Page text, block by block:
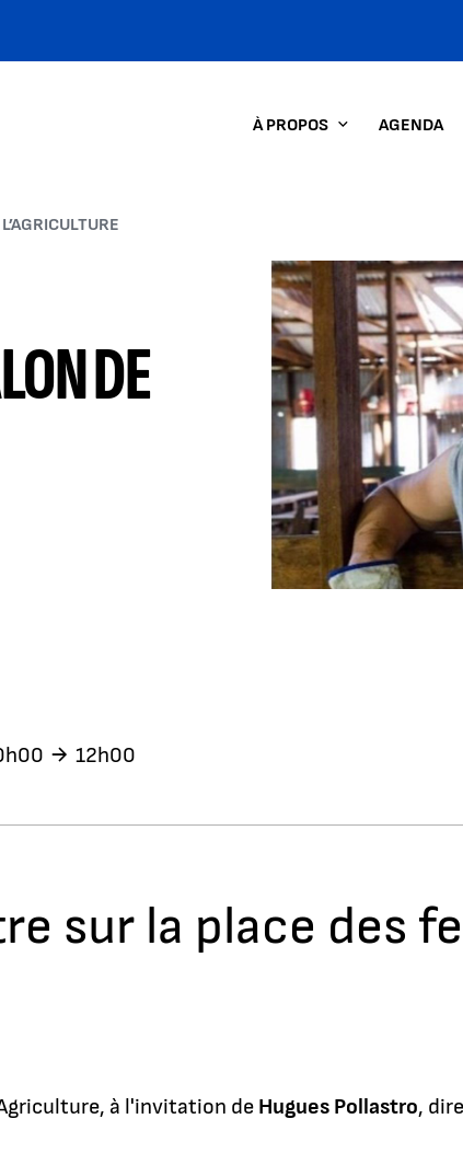
À PROPOS AGENDA
DE
AGRANDIR
12h00
sur la place des
à l'invitation de Hugues Pollastro,